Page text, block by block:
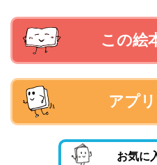
この絵
アプ
お気に